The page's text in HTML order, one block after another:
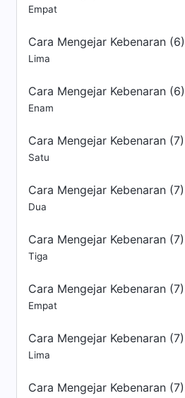
Empat
Cara Mengejar Kebenaran (6)
Lima
Cara Mengejar Kebenaran (6)
Enam
Cara Mengejar Kebenaran (7)
Satu
Cara Mengejar Kebenaran (7)
Dua
Cara Mengejar Kebenaran (7)
Tiga
Cara Mengejar Kebenaran (7)
Empat
Cara Mengejar Kebenaran (7)
Lima
Cara Mengejar Kebenaran (7)